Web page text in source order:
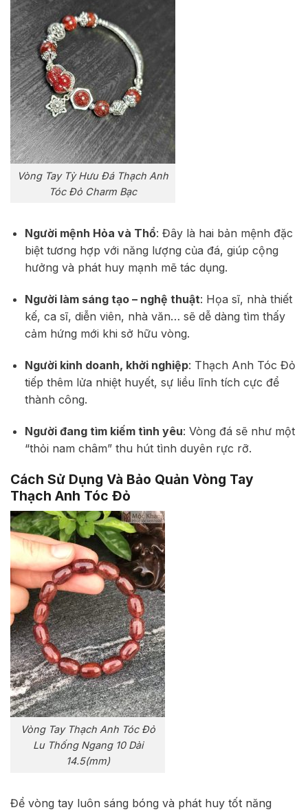
Vòng Tay Tỳ Hưu Đá Thạch Anh
Tóc Đỏ Charm Bạc
Người mệnh Hỏa và Thổ: Đây là hai bản mệnh đặc
biệt tương hợp với năng lượng của đá, giúp cộng
hưởng và phát huy mạnh mẽ tác dụng.
Người làm sáng tạo – nghệ thuật: Họa sĩ, nhà thiết
kế, ca sĩ, diễn viên, nhà văn… sẽ dễ dàng tìm thấy
cảm hứng mới khi sở hữu vòng.
Người kinh doanh, khởi nghiệp: Thạch Anh Tóc Đỏ
tiếp thêm lửa nhiệt huyết, sự liều lĩnh tích cực để
thành công.
Người đang tìm kiếm tình yêu: Vòng đá sẽ như một
“thỏi nam châm” thu hút tình duyên rực rỡ.
Cách Sử Dụng Và Bảo Quản Vòng Tay
Thạch Anh Tóc Đỏ
Vòng Tay Thạch Anh Tóc Đỏ
Lu Thống Ngang 10 Dài
14.5(mm)
Để vòng tay luôn sáng bóng và phát huy tốt năng